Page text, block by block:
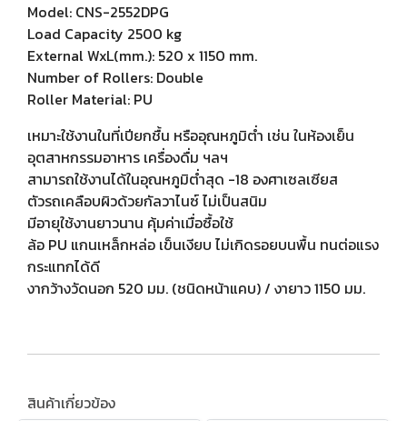
Model: CNS-2552DPG
Load Capacity 2500 kg
External WxL(mm.): 520 x 1150 mm.
Number of Rollers: Double
Roller Material: PU
เหมาะใช้งานในที่เปียกชื้น หรืออุณหภูมิต่ำ เช่น ในห้องเย็น
อุตสาหกรรมอาหาร เครื่องดื่ม ฯลฯ
สามารถใช้งานได้ในอุณหภูมิต่ำสุด -18 องศาเซลเซียส
ตัวรถเคลือบผิวด้วยกัลวาไนซ์ ไม่เป็นสนิม
มีอายุใช้งานยาวนาน คุ้มค่าเมื่อซื้อใช้
ล้อ PU แกนเหล็กหล่อ เข็นเงียบ ไม่เกิดรอยบนพื้น ทนต่อแรง
กระแทกได้ดี
งากว้างวัดนอก 520 มม. (ชนิดหน้าแคบ) / งายาว 1150 มม.
สินค้าเกี่ยวข้อง